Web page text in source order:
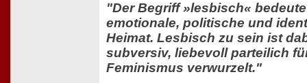
"Der Begriff »lesbisch«
emotionale, politische und
Heimat. Lesbisch zu sein ist
subversiv, liebevoll parteilich
Feminismus verwurzelt."